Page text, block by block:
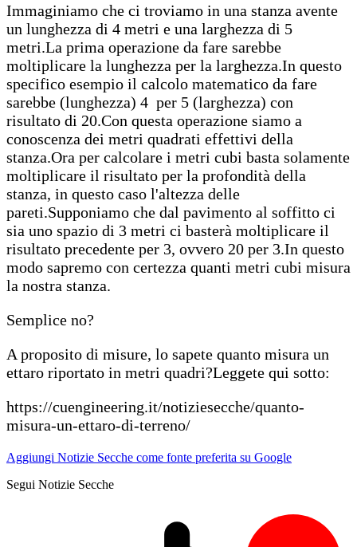
Immaginiamo che ci troviamo in una stanza avente
un lunghezza di 4 metri e una larghezza di 5
metri.La prima operazione da fare sarebbe
moltiplicare la lunghezza per la larghezza.In questo
specifico esempio il calcolo matematico da fare
sarebbe (lunghezza) 4 per 5 (larghezza) con
risultato di 20.Con questa operazione siamo a
conoscenza dei metri quadrati effettivi della
stanza.Ora per calcolare i metri cubi basta solamente
moltiplicare il risultato per la profondità della
stanza, in questo caso l'altezza delle
pareti.Supponiamo che dal pavimento al soffitto ci
sia uno spazio di 3 metri ci basterà moltiplicare il
risultato precedente per 3, ovvero 20 per 3.In questo
modo sapremo con certezza quanti metri cubi misura
la nostra stanza.
Semplice no?
A proposito di misure, lo sapete quanto misura un
ettaro riportato in metri quadri?Leggete qui sotto:
https://cuengineering.it/notiziesecche/quanto-
misura-un-ettaro-di-terreno/
Aggiungi Notizie Secche come fonte preferita su Google
Segui Notizie Secche